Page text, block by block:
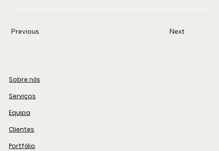
Previous Next
Sobre nós
Serviços
Equipa
Clientes
Portfólio